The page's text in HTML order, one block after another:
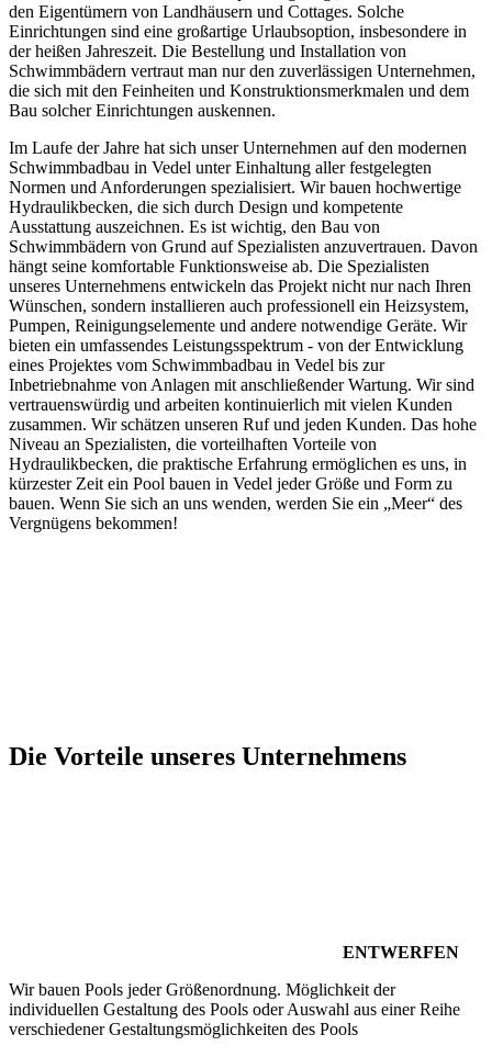
den Eigentümern von Landhäusern und Cottages. Solche
Einrichtungen sind eine großartige Urlaubsoption, insbesondere in
der heißen Jahreszeit. Die Bestellung und Installation von
Schwimmbädern vertraut man nur den zuverlässigen Unternehmen,
die sich mit den Feinheiten und Konstruktionsmerkmalen und dem
Bau solcher Einrichtungen auskennen.
Im Laufe der Jahre hat sich unser Unternehmen auf den modernen
Schwimmbadbau in Vedel unter Einhaltung aller festgelegten
Normen und Anforderungen spezialisiert. Wir bauen hochwertige
Hydraulikbecken, die sich durch Design und kompetente
Ausstattung auszeichnen. Es ist wichtig, den Bau von
Schwimmbädern von Grund auf Spezialisten anzuvertrauen. Davon
hängt seine komfortable Funktionsweise ab. Die Spezialisten
unseres Unternehmens entwickeln das Projekt nicht nur nach Ihren
Wünschen, sondern installieren auch professionell ein Heizsystem,
Pumpen, Reinigungselemente und andere notwendige Geräte. Wir
bieten ein umfassendes Leistungsspektrum - von der Entwicklung
eines Projektes vom Schwimmbadbau in Vedel bis zur
Inbetriebnahme von Anlagen mit anschließender Wartung. Wir sind
vertrauenswürdig und arbeiten kontinuierlich mit vielen Kunden
zusammen. Wir schätzen unseren Ruf und jeden Kunden. Das hohe
Niveau an Spezialisten, die vorteilhaften Vorteile von
Hydraulikbecken, die praktische Erfahrung ermöglichen es uns, in
kürzester Zeit ein Pool bauen in Vedel jeder Größe und Form zu
bauen. Wenn Sie sich an uns wenden, werden Sie ein „Meer“ des
Vergnügens bekommen!
Die Vorteile unseres Unternehmens
ENTWERFEN
Wir bauen Pools jeder Größenordnung. Möglichkeit der
individuellen Gestaltung des Pools oder Auswahl aus einer Reihe
verschiedener Gestaltungsmöglichkeiten des Pools